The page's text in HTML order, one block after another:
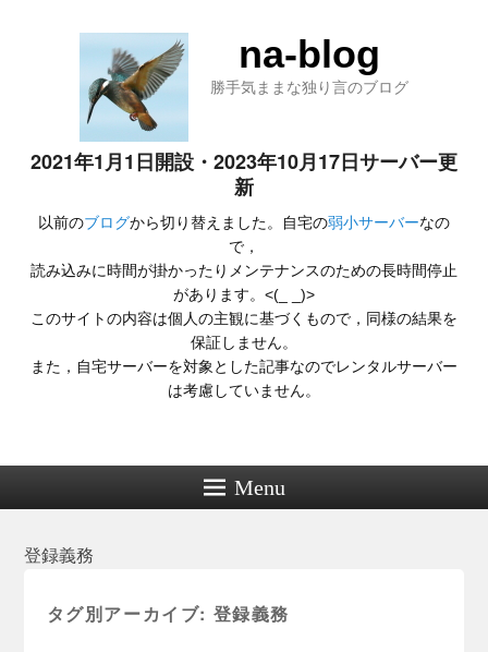
na-blog
勝手気ままな独り言のブログ
2021年1月1日開設・2023年10月17日サーバー更
新
以前のブログから切り替えました。自宅の弱小サーバーなの
で，
読み込みに時間が掛かったりメンテナンスのための長時間停止
があります。<(_ _)>
このサイトの内容は個人の主観に基づくもので，同様の結果を
保証しません。
また，自宅サーバーを対象とした記事なのでレンタルサーバー
は考慮していません。
Menu
登録義務
タグ別アーカイブ: 登録義務